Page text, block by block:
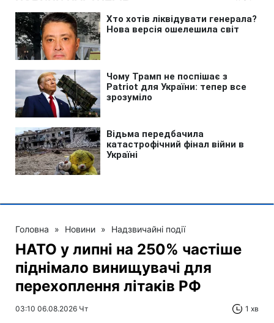
Головна » Новини » Надзвичайні події
НАТО у липні на 250% частіше
піднімало винищувачі для
перехоплення літаків РФ
03:10 06.08.2026 Чт 1 хв